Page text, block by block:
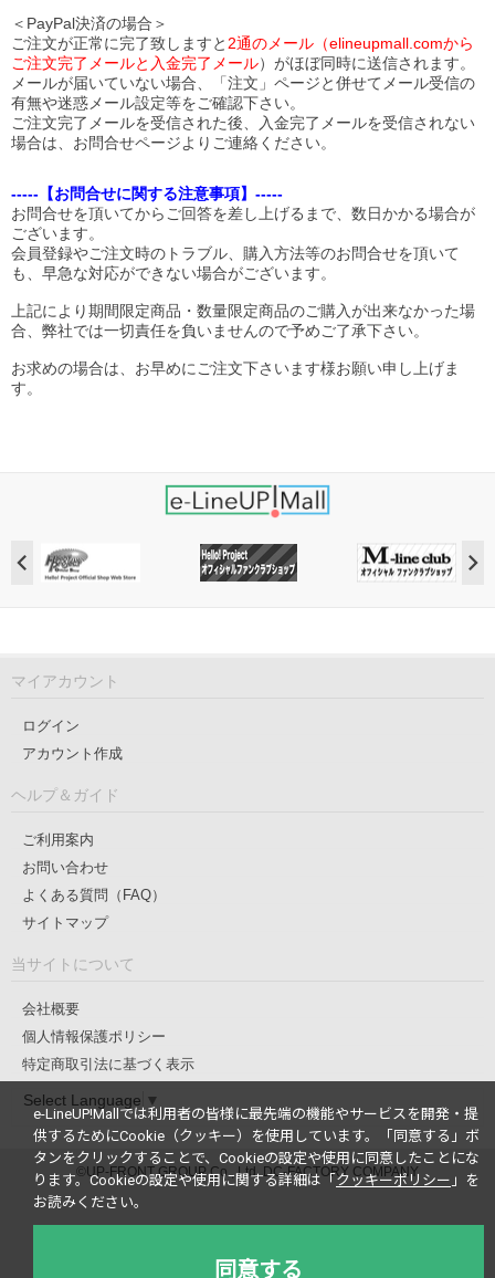
＜PayPal決済の場合＞
ご注文が正常に完了致しますと 2通のメール（elineupmall.comから
ご注文完了メールと入金完了メール）がほぼ同時に送信されます。
メールが届いていない場合、「注文」ページと併せてメール受信の
有無や迷惑メール設定等をご確認下さい。
ご注文完了メールを受信された後、入金完了メールを受信されない
場合は、お問合せページよりご連絡ください。
-----【お問合せに関する注意事項】-----
お問合せを頂いてからご回答を差し上げるまで、数日かかる場合が
ございます。
会員登録やご注文時のトラブル、購入方法等のお問合せを頂いて
も、早急な対応ができない場合がございます。
上記により期間限定商品・数量限定商品のご購入が出来なかった場
合、弊社では一切責任を負いませんので予めご了承下さい。
お求めの場合は、お早めにご注文下さいます様お願い申し上げま
す。
マイアカウント
ログイン
アカウント作成
ヘルプ＆ガイド
ご利用案内
お問い合わせ
よくある質問（FAQ）
サイトマップ
当サイトについて
会社概要
個人情報保護ポリシー
特定商取引法に基づく表示
Select Language ▼
©UP-FRONT GROUP Co., Ltd. DC-FACTORY COMPANY
e-LineUP!Mallでは利用者の皆様に最先端の機能やサービスを開発・提
供するためにCookie（クッキー）を使用しています。
「同意する」ボ
タンをクリックすることで、Cookieの設定や使用に同意したことにな
ります。Cookieの設定や使用に関する詳細は「 クッキーポリシー 」を
お読みください。
同意する